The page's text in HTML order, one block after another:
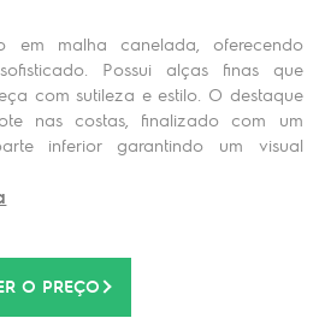
em malha canelada, oferecendo
Possui alças finas que
com sutileza e estilo. O destaque
nas costas, finalizado com um
inferior garantindo um visual
O PREÇO